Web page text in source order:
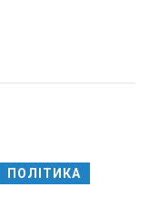
ПОЛІТИКА